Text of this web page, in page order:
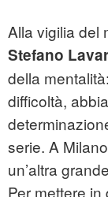
Alla vigilia del
Stefano
della
difficoltà,
serie. A
un’altra
Per mettere